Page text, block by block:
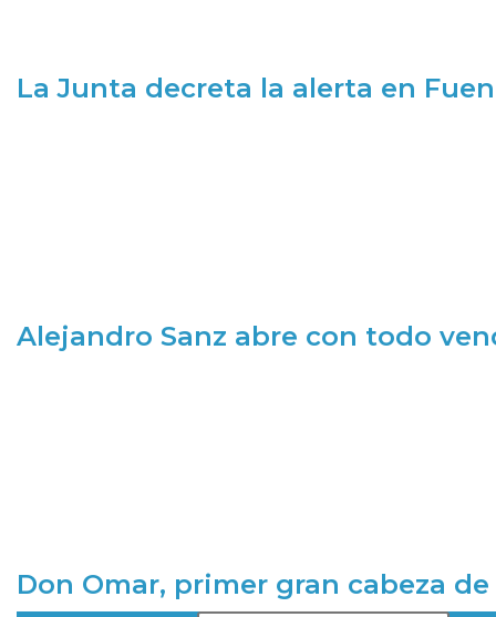
La Junta decreta la alerta en
Alejandro Sanz abre con todo
Don Omar, primer gran cabeza